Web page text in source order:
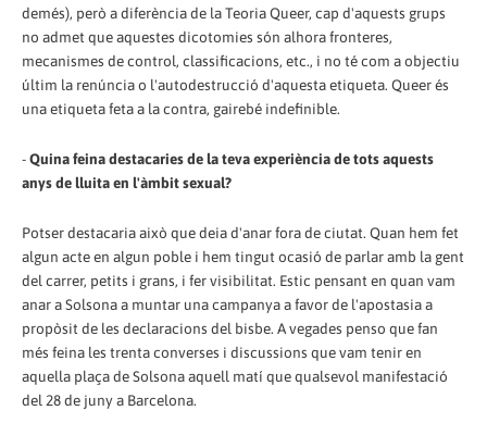
demés), però a diferència de la Teoria Queer, cap d'aquests grups
no admet que aquestes dicotomies són alhora fronteres,
mecanismes de control, classificacions, etc., i no té com a objectiu
últim la renúncia o l'autodestrucció d'aquesta etiqueta. Queer és
una etiqueta feta a la contra, gairebé indefinible.
-Quina feina destacaries de la teva experiència de tots aquests
anys de lluita en l'àmbit sexual?
Potser destacaria això que deia d'anar fora de ciutat. Quan hem fet
algun acte en algun poble i hem tingut ocasió de parlar amb la gent
del carrer, petits i grans, i fer visibilitat. Estic pensant en quan vam
anar a Solsona a muntar una campanya a favor de l'apostasia a
propòsit de les declaracions del bisbe. A vegades penso que fan
més feina les trenta converses i discussions que vam tenir en
aquella plaça de Solsona aquell matí que qualsevol manifestació
del 28 de juny a Barcelona.